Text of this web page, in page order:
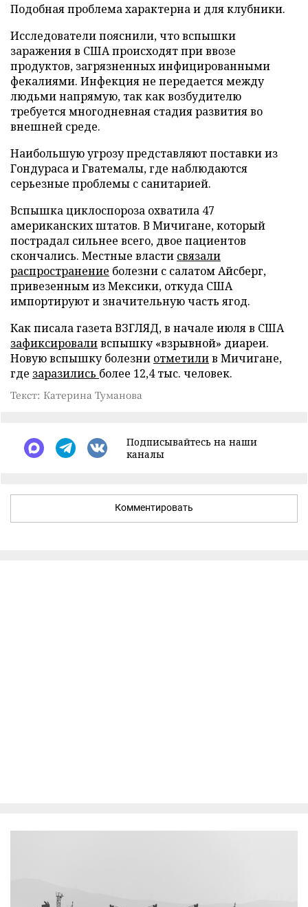
Подобная проблема характерна и для клубники.
Исследователи пояснили, что вспышки
заражения в США происходят при ввозе
продуктов, загрязненных инфицированными
фекалиями. Инфекция не передается между
людьми напрямую, так как возбудителю
требуется многодневная стадия развития во
внешней среде.
Наибольшую угрозу представляют поставки из
Гондураса и Гватемалы, где наблюдаются
серьезные проблемы с санитарией.
Вспышка циклоспороза охватила 47
американских штатов. В Мичигане, который
пострадал сильнее всего, двое пациентов
скончались. Местные власти связали
распространение болезни с салатом Айсберг,
привезенным из Мексики, откуда США
импортируют и значительную часть ягод.
Как писала газета ВЗГЛЯД, в начале июля в США
зафиксироваливспышку «взрывной» диареи.
Новую вспышку болезни отметилив Мичигане,
где заразились более 12,4 тыс. человек.
Текст: Катерина Туманова
Подписывайтесь на наши
каналы
Комментировать